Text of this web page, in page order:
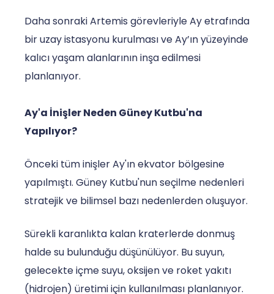
Daha sonraki Artemis görevleriyle Ay etrafında
bir uzay istasyonu kurulması ve Ay’ın yüzeyinde
kalıcı yaşam alanlarının inşa edilmesi
planlanıyor.
Ay'a İnişler Neden Güney Kutbu'na
Yapılıyor?
Önceki tüm inişler Ay'ın ekvator bölgesine
yapılmıştı. Güney Kutbu'nun seçilme nedenleri
stratejik ve bilimsel bazı nedenlerden oluşuyor.
Sürekli karanlıkta kalan kraterlerde donmuş
halde su bulunduğu düşünülüyor. Bu suyun,
gelecekte içme suyu, oksijen ve roket yakıtı
(hidrojen) üretimi için kullanılması planlanıyor.